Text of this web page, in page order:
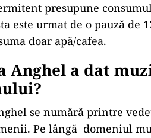
presupune
este urmat de o pauză de
doar apă/cafea.
Anghel a dat
se numără printre
Pe lângă domeniul